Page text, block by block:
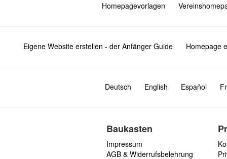
Homepagevorlagen
Eigene Website erstellen - der Anfänger Guide Homepage
Deutsch English Español
Baukasten
Impressum
AGB & Widerrufsbelehrung